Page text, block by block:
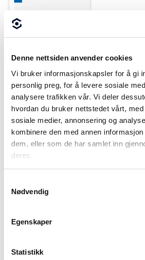
Denne nettsiden anvender cookies
Vi bruker informasjonskapsler for å gi
personlig preg, for å levere sosiale
analysere trafikken vår. Vi deler
hvordan du bruker nettstedet vårt,
sosiale medier, annonsering og
kombinere den med annen
dem, eller som de har samlet inn
deres.
Nødvendig
Egenskaper
Statistikk
BIMCon 2021 Veg 4.4
BIMCon 21